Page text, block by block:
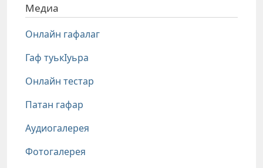
Медиа
Онлайн гафалаг
Гаф туькIуьра
Онлайн тестар
Патан гафар
Аудиогалерея
Фотогалерея